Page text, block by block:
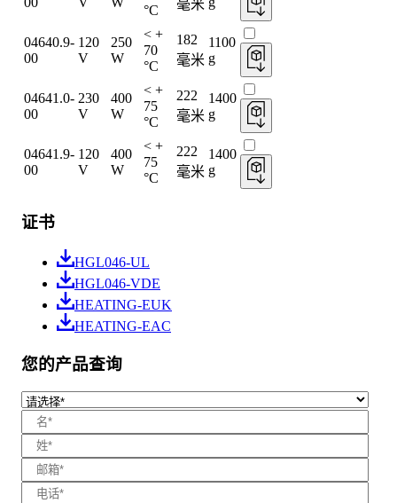
°C
毫米
04640.9-
00
120
V
250
W
< +
70
°C
182
毫米
1100
g
04641.0-
00
230
V
400
W
< +
75
°C
222
毫米
1400
g
04641.9-
00
120
V
400
W
< +
75
°C
222
毫米
1400
g
证书
HGL046-UL
HGL046-VDE
HEATING-EUK
HEATING-EAC
您的产品查询